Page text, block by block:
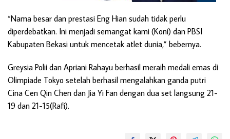
“Nama besar dan prestasi Eng Hian sudah tidak perlu
diperdebatkan. Ini menjadi semangat kami (Koni) dan PBSI
Kabupaten Bekasi untuk mencetak atlet dunia,” bebernya.
Greysia Polii dan Apriani Rahayu berhasil meraih medali emas di
Olimpiade Tokyo setelah berhasil mengalahkan ganda putri
Cina Cen Qin Chen dan Jia Yi Fan dengan dua set langsung 21-
19 dan 21-15(Rafi).